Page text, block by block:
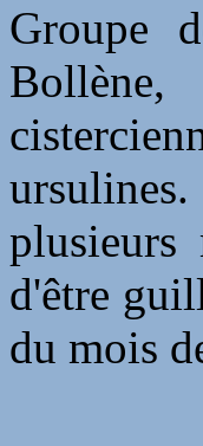
Groupe
plusieurs
d'être
du mois